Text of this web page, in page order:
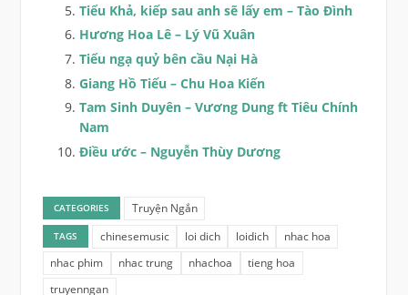
Tiểu Khả, kiếp sau anh sẽ lấy em – Tào Đình
Hương Hoa Lê – Lý Vũ Xuân
Tiểu ngạ quỷ bên cầu Nại Hà
Giang Hồ Tiếu – Chu Hoa Kiến
Tam Sinh Duyên – Vương Dung ft Tiêu Chính
Nam
Điều ước – Nguyễn Thùy Dương
CATEGORIES Truyện Ngắn
TAGS chinesemusic loi dich loidich
nhac hoa
nhac phim
nhac trung nhachoa
tieng hoa
truyenngan